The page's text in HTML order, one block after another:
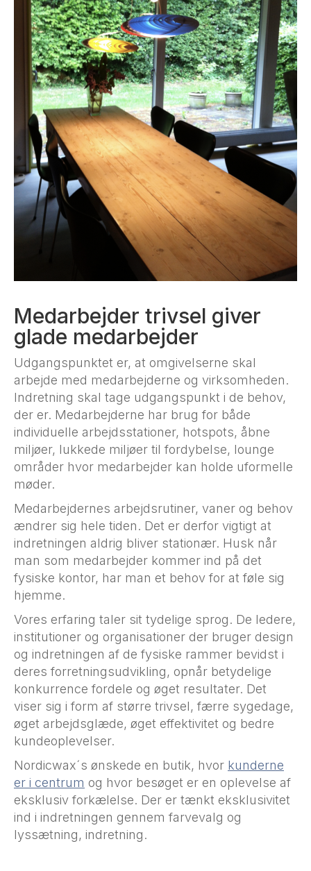
Medarbejder trivsel giver
glade medarbejder
Udgangspunktet er, at omgivelserne skal
arbejde med medarbejderne og virksomheden.
Indretning skal tage udgangspunkt i de behov,
der er. Medarbejderne har brug for både
individuelle arbejdsstationer, hotspots, åbne
miljøer, lukkede miljøer til fordybelse, lounge
områder hvor medarbejder kan holde uformelle
møder.
Medarbejdernes arbejdsrutiner, vaner og behov
ændrer sig hele tiden. Det er derfor vigtigt at
indretningen aldrig bliver stationær. Husk når
man som medarbejder kommer ind på det
fysiske kontor, har man et behov for at føle sig
hjemme.
Vores erfaring taler sit tydelige sprog. De ledere,
institutioner og organisationer der bruger design
og indretningen af de fysiske rammer bevidst i
deres forretningsudvikling, opnår betydelige
konkurrence fordele og øget resultater. Det
viser sig i form af større trivsel, færre sygedage,
øget arbejdsglæde, øget effektivitet og bedre
kundeoplevelser.
Nordicwax´s ønskede en butik, hvor kunderne
er i centrum og hvor besøget er en oplevelse af
eksklusiv forkælelse. Der er tænkt eksklusivitet
ind i indretningen gennem farvevalg og
lyssætning, indretning.